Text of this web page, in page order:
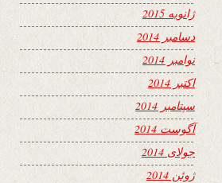
ژانویه 2015
دسامبر 2014
نوامبر 2014
اکتبر 2014
سپتامبر 2014
آگوست 2014
جولای 2014
ژوئن 2014